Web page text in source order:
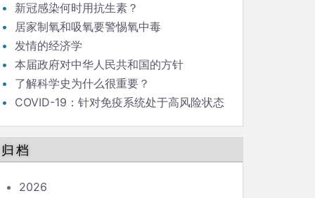
新冠感染何时用抗生素？
居家制氧和吸氧要警惕氧中毒
发情的经济学
本届政府对中华人民共和国的方针
了解科学史为什么很重要？
COVID-19：针对免疫系统处于高风险状态
归档
2026